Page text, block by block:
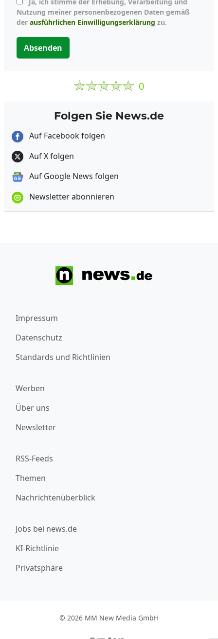
Nutzung meiner personenbezogenen Daten gemäß
der ausführlichen Einwilligungserklärung zu.
Absenden
0
Folgen Sie News.de
Auf Facebook folgen
Auf X folgen
Auf Google News folgen
Newsletter abonnieren
Impressum
Datenschutz
Standards und Richtlinien
Werben
Über uns
Newsletter
RSS-Feeds
Themen
Nachrichtenüberblick
Jobs bei news.de
KI-Richtlinie
Privatsphäre
© 2026 MM New Media GmbH